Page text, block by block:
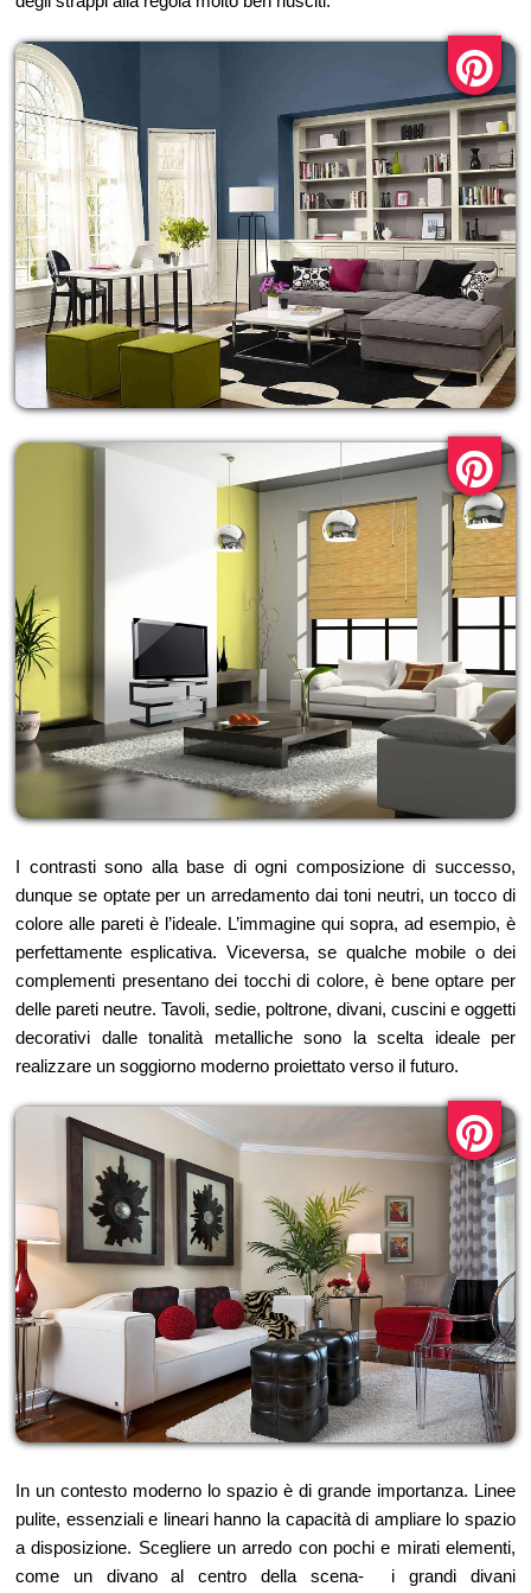
I contrasti sono alla base di ogni composizione di successo,
dunque se optate per un arredamento dai toni neutri, un tocco di
colore alle pareti è l’ideale. L’immagine qui sopra, ad esempio, è
perfettamente esplicativa. Viceversa, se qualche mobile o dei
complementi presentano dei tocchi di colore, è bene optare per
delle pareti neutre. Tavoli, sedie, poltrone, divani, cuscini e oggetti
decorativi dalle tonalità metalliche sono la scelta ideale per
realizzare un soggiorno moderno proiettato verso il futuro.
In un contesto moderno lo spazio è di grande importanza. Linee
pulite, essenziali e lineari hanno la capacità di ampliare lo spazio
a disposizione. Scegliere un arredo con pochi e mirati elementi,
come un divano al centro della scena- i grandi divani